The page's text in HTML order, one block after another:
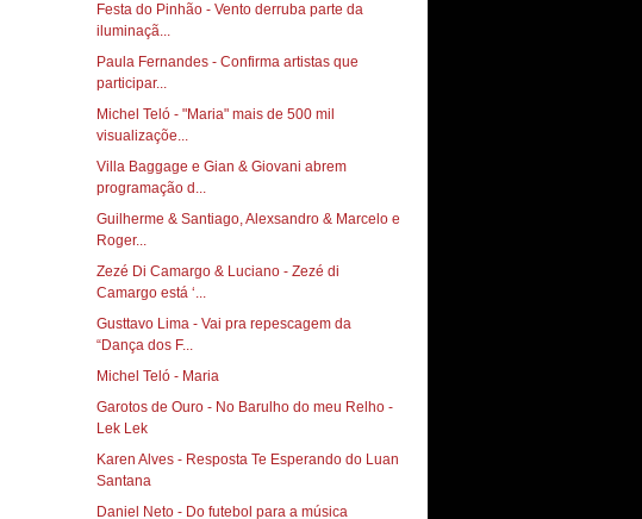
Festa do Pinhão - Vento derruba parte da
iluminaçã...
Paula Fernandes - Confirma artistas que
participar...
Michel Teló - "Maria" mais de 500 mil
visualizaçõe...
Villa Baggage e Gian & Giovani abrem
programação d...
Guilherme & Santiago, Alexsandro & Marcelo e
Roger...
Zezé Di Camargo & Luciano - Zezé di
Camargo está ‘...
Gusttavo Lima - Vai pra repescagem da
“Dança dos F...
Michel Teló - Maria
Garotos de Ouro - No Barulho do meu Relho -
Lek Lek
Karen Alves - Resposta Te Esperando do Luan
Santana
Daniel Neto - Do futebol para a música